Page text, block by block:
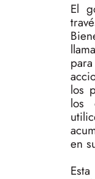
El
los
los
en